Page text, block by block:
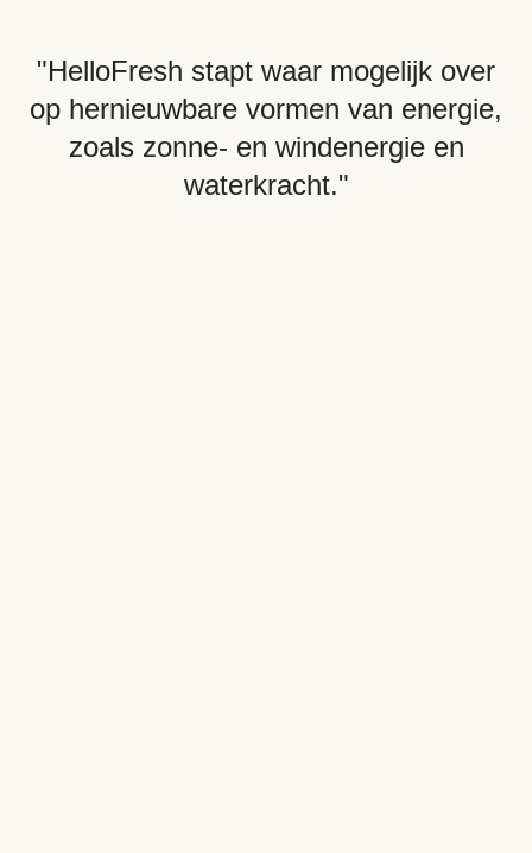
"HelloFresh stapt waar mogelijk over
op hernieuwbare vormen van energie,
zoals zonne- en windenergie en
waterkracht."